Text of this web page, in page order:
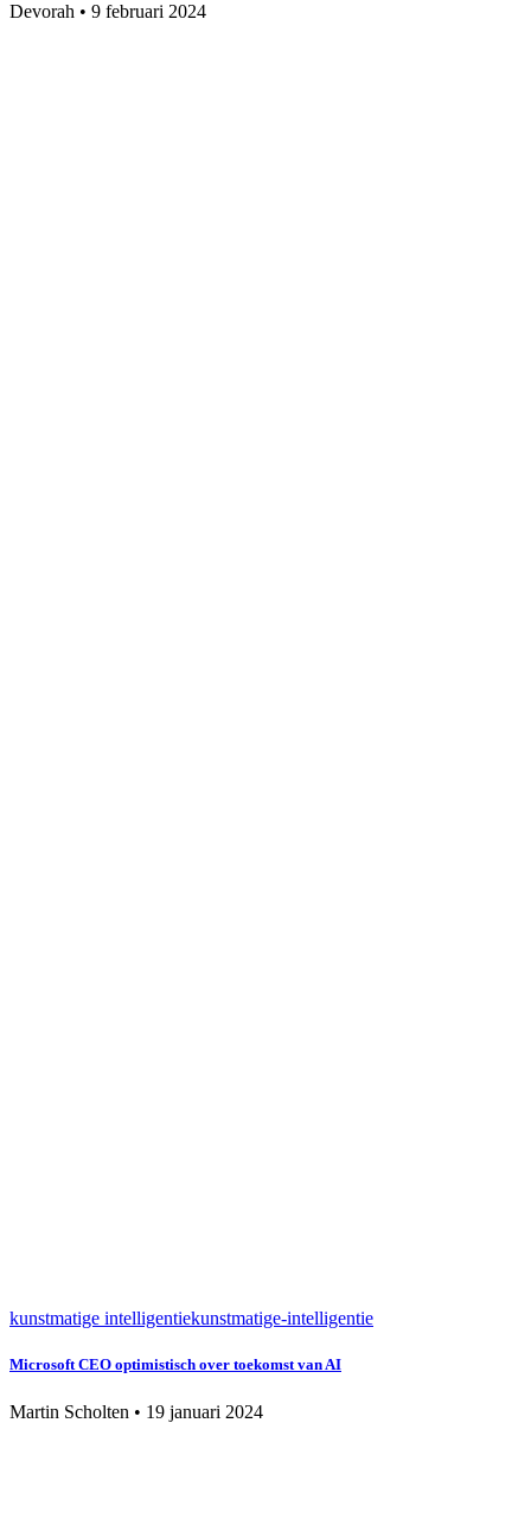
Devorah • 9 februari 2024
kunstmatige intelligentiekunstmatige-intelligentie
Microsoft CEO optimistisch over toekomst van AI
Martin Scholten • 19 januari 2024